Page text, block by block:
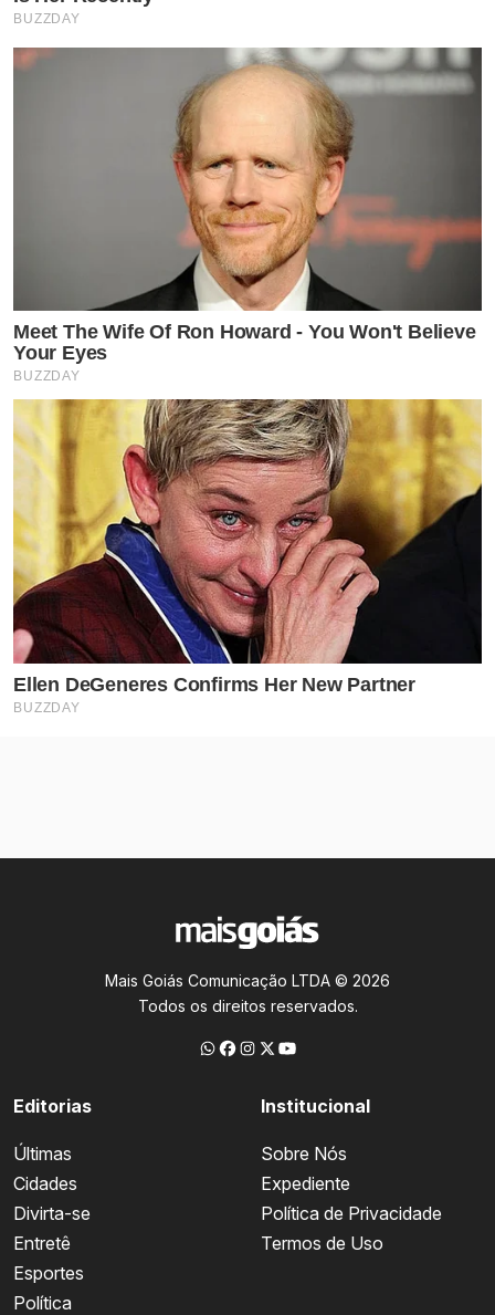
Mais Goiás Comunicação LTDA © 2026
Todos os direitos reservados.
Editorias
Últimas
Cidades
Divirta-se
Entretê
Esportes
Política
Institucional
Sobre Nós
Expediente
Política de Privacidade
Termos de Uso